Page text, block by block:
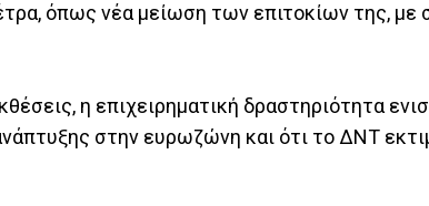
όπως νέα μείωση των επιτοκίων της, με
η επιχειρηματική δραστηριότητα
στην ευρωζώνη και ότι το ΔΝΤ